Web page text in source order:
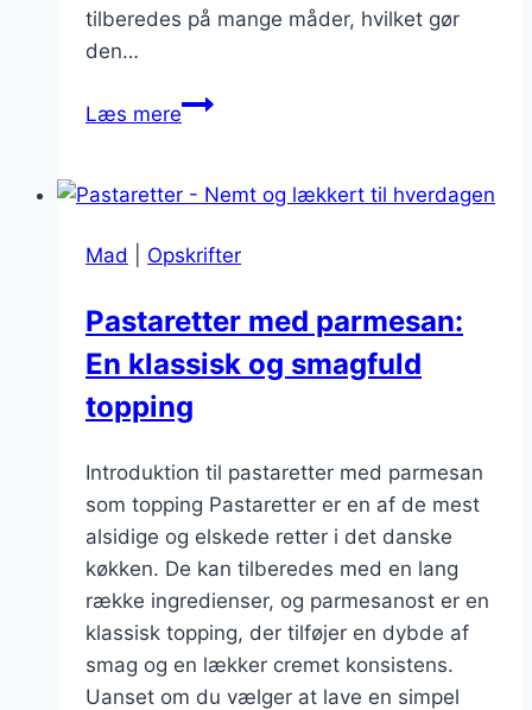
tilberedes på mange måder, hvilket gør
den…
Læs mereVegetariske
aubergine:
og
valg
Mad Opskrifter
Pastaretter med parmesan:
En klassisk og smagfuld
topping
Introduktion til pastaretter med parmesan
som topping Pastaretter er en af de mest
alsidige og elskede retter i det danske
køkken. De kan tilberedes med en lang
række ingredienser, og parmesanost er en
klassisk topping, der tilføjer en dybde af
smag og en lækker cremet konsistens.
Uanset om du vælger at lave en simpel